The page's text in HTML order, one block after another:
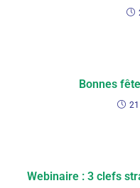
Bonnes
Webinaire : 3 clefs